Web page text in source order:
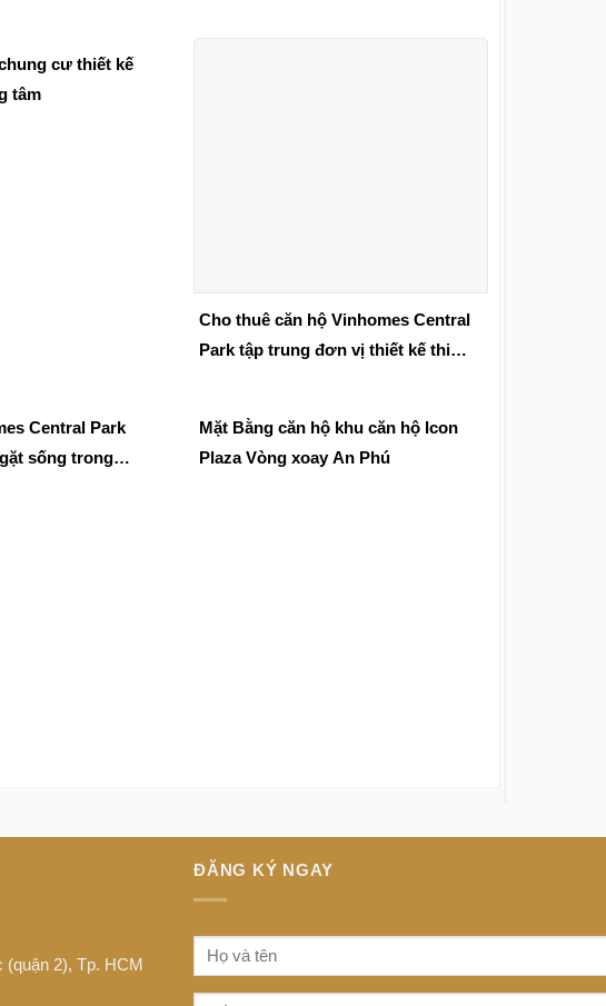
cư thiết kế
tâm
Cho thuê căn hộ Vinhomes Central
Park tập trung đơn vị thiết kế thi
Central Park
sống trong
Mặt Bằng căn hộ khu căn hộ Icon
Plaza Vòng xoay An Phú
2), Tp. HCM
ĐĂNG KÝ NGAY